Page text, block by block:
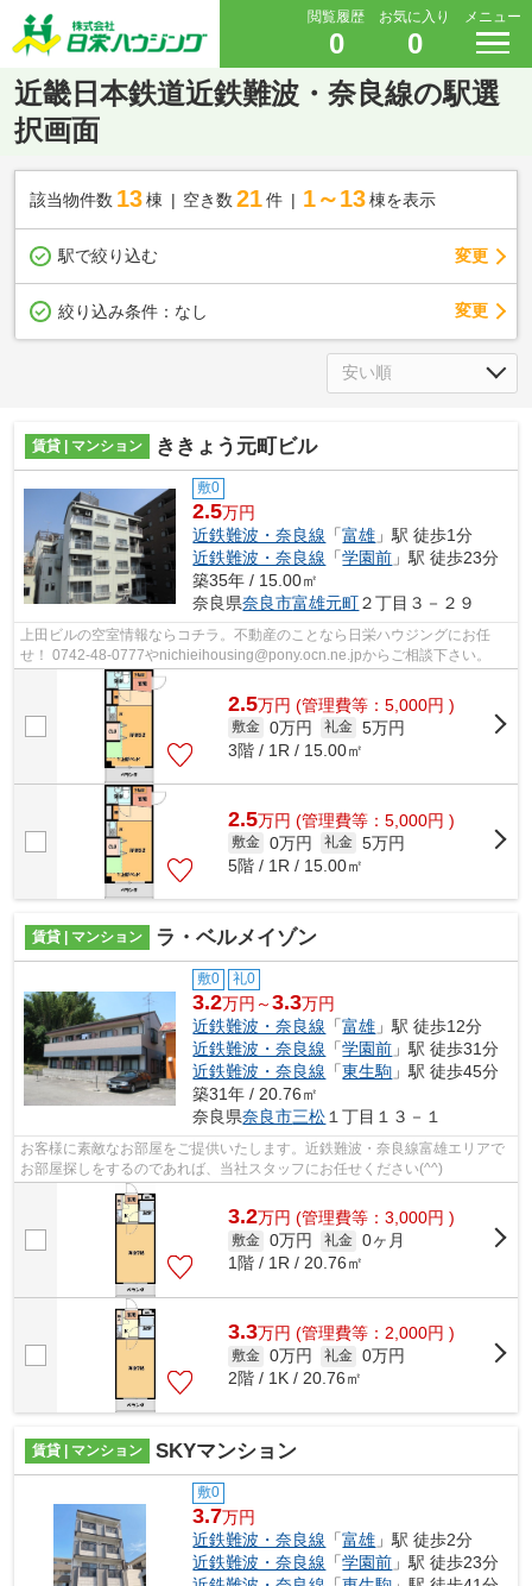
閲覧履歴
0
お気に入り
0
メニュー
近畿日本鉄道近鉄難波・奈良線の駅選
択画面
該当物件数 13棟 空き数 21 件 1～13 棟を表示
駅で絞り込む 変更
絞り込み条件： なし 変更
賃貸 | マンション ききょう元町ビル
敷0
2.5万円
近鉄難波・奈良線 「富雄 」駅 徒歩1分
近鉄難波・奈良線 「学園前 」駅 徒歩23分
築35年 / 15.00㎡
奈良県奈良市富雄元町２丁目３－２９
上田ビルの空室情報ならコチラ。不動産のことなら日栄ハウジングにお任
せ！ 0742-48-0777やnichieihousing@pony.ocn.ne.jpからご相談下さい。
2.5万円 (管理費等：5,000円 )
敷金 0万円 礼金 5万円
3階 / 1R / 15.00㎡
2.5万円 (管理費等：5,000円 )
敷金 0万円 礼金 5万円
5階 / 1R / 15.00㎡
賃貸 | マンション ラ・ベルメイゾン
敷0 礼0
3.2万円～3.3万円
近鉄難波・奈良線 「富雄 」駅 徒歩12分
近鉄難波・奈良線 「学園前 」駅 徒歩31分
近鉄難波・奈良線 「東生駒 」駅 徒歩45分
築31年 / 20.76㎡
奈良県奈良市三松 １丁目１３－１
お客様に素敵なお部屋をご提供いたします。近鉄難波・奈良線富雄エリアで
お部屋探しをするのであれば、当社スタッフにお任せください(^^)
3.2万円 (管理費等：3,000円 )
敷金 0万円 礼金 0ヶ月
1階 / 1R / 20.76㎡
3.3万円 (管理費等：2,000円 )
敷金 0万円 礼金 0万円
2階 / 1K / 20.76㎡
賃貸 | マンション SKYマンション
敷0
3.7万円
近鉄難波・奈良線 「富雄 」駅 徒歩2分
近鉄難波・奈良線 「学園前 」駅 徒歩23分